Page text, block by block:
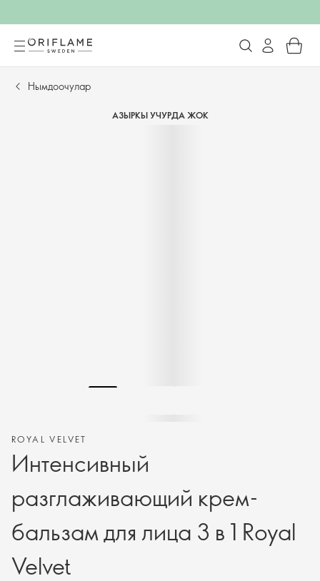
Нымдоочулар
АЗЫРКЫ УЧУРДА ЖОК
ROYAL VELVET
Интенсивный
разглаживающий крем-
бальзам для лица 3 в 1 Royal
Velvet